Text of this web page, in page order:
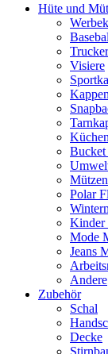
Hüte und
Visiere
Polar
Kinder
Mode
Jeans
Andere
Zubehör
Schal
Decke